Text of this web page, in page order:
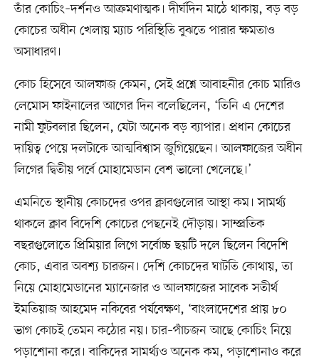
তাঁর কোচিং–দর্শনও আক্রমণাত্মক। দীর্ঘদিন মাঠে থাকায়, বড় বড়
কোচের অধীন খেলায় ম্যাচ পরিস্থিতি বুঝতে পারার ক্ষমতাও
অসাধারণ।
কোচ হিসেবে আলফাজ কেমন, সেই প্রশ্নে আবাহনীর কোচ মারিও
লেমোস ফাইনালের আগের দিন বলেছিলেন, ‘তিনি এ দেশের
নামী ফুটবলার ছিলেন, যেটা অনেক বড় ব্যাপার। প্রধান কোচের
দায়িত্ব পেয়ে দলটাকে আত্মবিশ্বাস জুগিয়েছেন। আলফাজের অধীন
লিগের দ্বিতীয় পর্বে মোহামেডান বেশ ভালো খেলেছে।’
এমনিতে স্থানীয় কোচদের ওপর ক্লাবগুলোর আস্থা কম। সামর্থ্য
থাকলে ক্লাব বিদেশি কোচের পেছনেই দৌড়ায়। সাম্প্রতিক
বছরগুলোতে প্রিমিয়ার লিগে সর্বোচ্চ ছয়টি দলে ছিলেন বিদেশি
কোচ, এবার অবশ্য চারজন। দেশি কোচদের ঘাটতি কোথায়, তা
নিয়ে মোহামেডানের ম্যানেজার ও আলফাজের সাবেক সতীর্থ
ইমতিয়াজ আহমেদ নকিবের পর্যবেক্ষণ, ‘বাংলাদেশের প্রায় ৮০
ভাগ কোচই তেমন কঠোর নয়। চার–পাঁচজন আছে কোচিং নিয়ে
পড়াশোনা করে। বাকিদের সামর্থ্যও অনেক কম, পড়াশোনাও করে